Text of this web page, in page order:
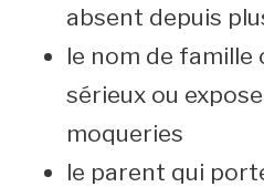
absent depuis
le nom de famille
sérieux ou
moqueries
le parent qui